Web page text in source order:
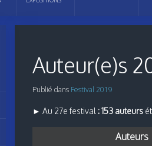
Auteur(e)s
Publié dans Festival 2019
► Au 27e festival : 153 auteurs